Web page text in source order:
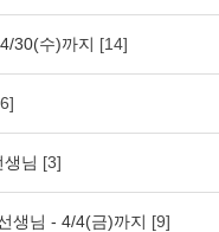
30(수)까지 [14]
님 [3]
생님 - 4/4(금)까지 [9]